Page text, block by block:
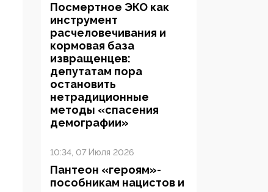
Посмертное ЭКО как
инструмент
расчеловечивания и
кормовая база
извращенцев:
депутатам пора
остановить
нетрадиционные
методы «спасения
демографии»
10:34, 07 Июля 2026
Пантеон «героям»-
пособникам нацистов и